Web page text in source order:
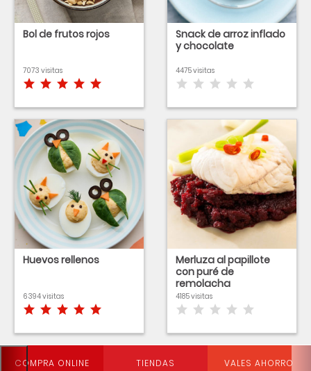
Bol de frutos rojos
7073 visitas
Snack de arroz inflado
y chocolate
4475 visitas
Huevos rellenos
6394 visitas
Merluza al papillote
con puré de
remolacha
4185 visitas
COMPRA ONLINE TIENDAS VALES AHORRO